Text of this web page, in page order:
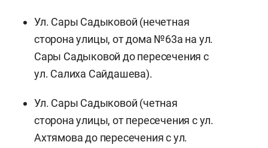
Ул. Сары Садыковой (нечетная
сторона улицы, от дома №63а на ул.
Сары Садыковой до пересечения с
ул. Салиха Сайдашева).
Ул. Сары Садыковой (четная
сторона улицы, от пересечения с ул.
Ахтямова до пересечения с ул.